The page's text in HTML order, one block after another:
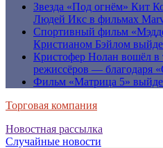
Звезда «Под огнём» Кит
Людей Икс в фильмах
Спортивный фильм
Кристианом Бэйлом
Кристофер Нолан вошёл в
режиссёров — благодаря
Фильм «Матрица 5»
Торговая компания
Новостная рассылка
Случайные новости